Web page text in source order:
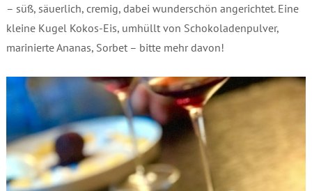
– süß, säuerlich, cremig, dabei wunderschön angerichtet. Eine
kleine Kugel Kokos-Eis, umhüllt von Schokoladenpulver,
marinierte Ananas, Sorbet – bitte mehr davon!